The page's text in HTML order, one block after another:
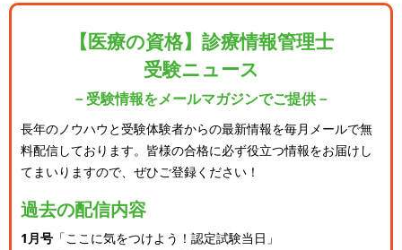
【医療の資格】診療情報管理士
受験ニュース
－受験情報をメールマガジンでご提供－
長年のノウハウと受験体験者からの最新情報を毎月メールで無
料配信しております。 皆様の合格に必ず役立つ情報をお届けし
てまいりますので、ぜひご登録ください！
過去の配信内容
1月号 「ここに気をつけよう！認定試験当日」